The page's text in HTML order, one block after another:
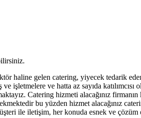
haline gelen catering, yiyecek tedarik
ve hatta az sayıda
Catering hizmeti alacağınız
bu yüzden hizmet alacağınız
ile iletişim, her konuda esnek ve çözüm